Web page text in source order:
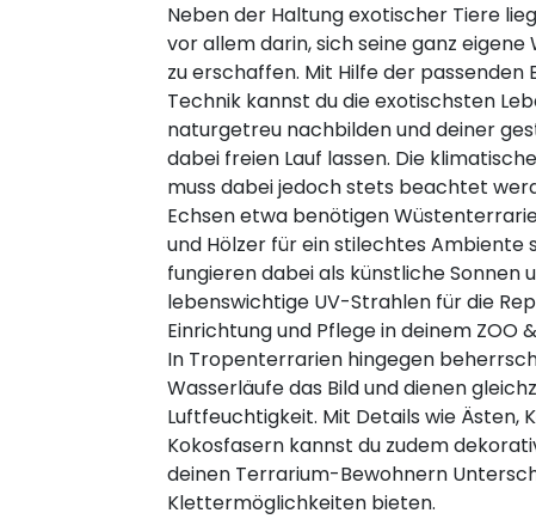
Neben der Haltung exotischer Tiere
vor allem darin, sich seine ganz
zu erschaffen. Mit Hilfe der
Technik kannst du die exotischsten
naturgetreu nachbilden und deiner
dabei freien Lauf lassen. Die
muss dabei jedoch stets beachtet
Echsen etwa benötigen
und Hölzer für ein stilechtes Ambiente
fungieren dabei als künstliche Sonnen
lebenswichtige UV-Strahlen für die
Einrichtung und Pflege in deinem ZOO
In Tropenterrarien hingegen
Wasserläufe das Bild und dienen
Luftfeuchtigkeit. Mit Details wie Ästen,
Kokosfasern kannst du zudem
deinen Terrarium-Bewohnern
Klettermöglichkeiten bieten.